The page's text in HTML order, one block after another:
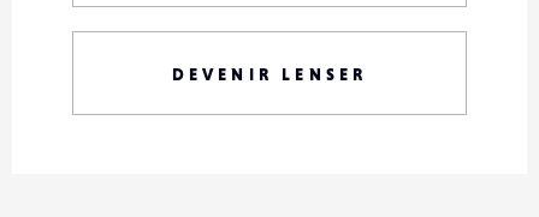
DEVENIR LENSER